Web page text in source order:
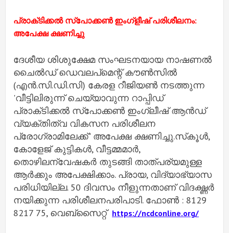
പ്രാക്‌ടിക്കല്‍ സ്പോക്കണ്‍ ഇംഗ്ളീഷ് പരിശീലനം:
അപേക്ഷ ക്ഷണിച്ചു
ദേശീയ ശിശുക്ഷേമ സംഘടനയായ നാഷണല്‍
ചൈല്‍ഡ് ഡെവലപ്‌മെന്റ് കൗണ്‍സില്‍
(എന്‍.സി.ഡി.സി) കേരള റീജിയണ്‍ നടത്തുന്ന
'വീട്ടിലിരുന്ന് ചെയ്യാവുന്ന റാപ്പിഡ്
പ്രാക്‌ടിക്കല്‍ സ്‌പോക്കണ്‍ ഇംഗ്ലീഷ് ആന്‍ഡ്
വ്യക്തിത്വ വികസന പരിശീലന
പ്രോഗ്രാമിലേക്ക്" അപേക്ഷ ക്ഷണിച്ചു.സ്‌കൂള്‍,
കോളേജ് കുട്ടികള്‍, വീട്ടമ്മമാര്‍,
തൊഴിലന്വേഷകര്‍ തുടങ്ങി താത്പര്യമുള്ള
ആര്‍ക്കും അപേക്ഷിക്കാം. പ്രായ, വിദ്യാഭ്യാസ
പരിധിയില്ല. 50 ദിവസം നീളുന്നതാണ് വിദഗ്ദ്ധര്‍
നയിക്കുന്ന പരിശീലനപരിപാടി. ഫോണ്‍ : 8129
8217 75, വെബ്‌സൈറ്റ് https://ncdconline.org/